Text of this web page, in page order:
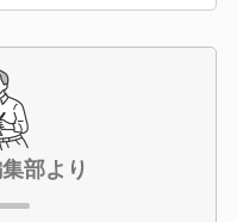
部より